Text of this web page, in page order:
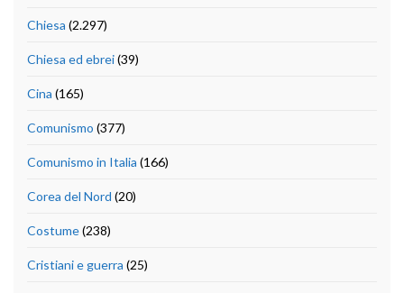
Chiesa (2.297)
Chiesa ed ebrei(39)
Cina (165)
Comunismo (377)
Comunismo in Italia (166)
Corea del Nord (20)
Costume(238)
Cristiani e guerra (25)